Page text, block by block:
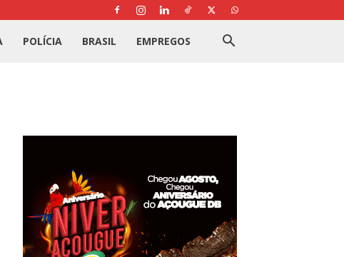
POLÍCIA BRASIL EMPREGOS